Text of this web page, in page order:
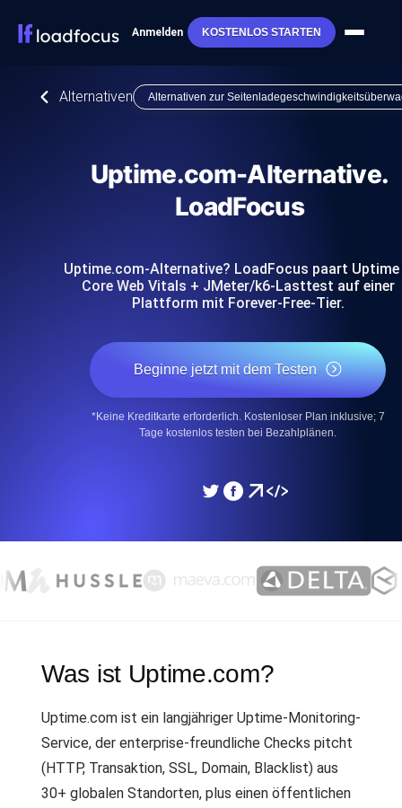
Anmelden KOSTENLOS STARTEN
Alternativen Alternativen zur
Uptime.com-Alternative.
LoadFocus
Uptime.com-Alternative? LoadFocus paart Uptime
Core Web Vitals + JMeter/k6-Lasttest auf einer
Plattform mit Forever-Free-Tier.
Beginne jetzt mit dem Testen
*Keine Kreditkarte erforderlich. Kostenloser Plan inklusive; 7
Tage kostenlos testen bei Bezahlplänen.
Was ist Uptime.com?
Uptime.com ist ein langjähriger Uptime-Monitoring-
Service, der enterprise-freundliche Checks pitcht
(HTTP, Transaktion, SSL, Domain, Blacklist) aus
30+ globalen Standorten, plus einen öffentlichen